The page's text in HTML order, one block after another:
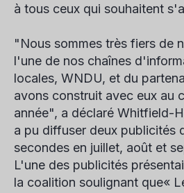
à tous ceux qui souhaitent
"Nous sommes très fiers de
l'une de nos chaînes
locales, WNDU, et du
avons construit avec eux au
année", a déclaré Whitfield-
a pu diffuser deux publicités
secondes en juillet, août et
L'une des publicités
la coalition soulignant que«